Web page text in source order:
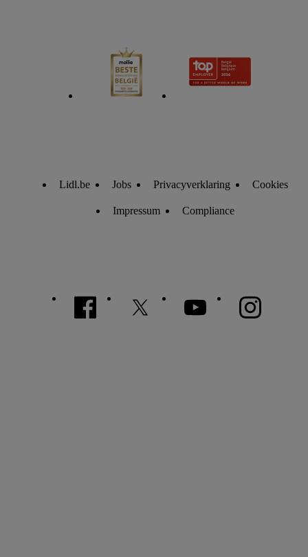
Lidl.be Jobs Privacyverklaring Cookies
Impressum Compliance